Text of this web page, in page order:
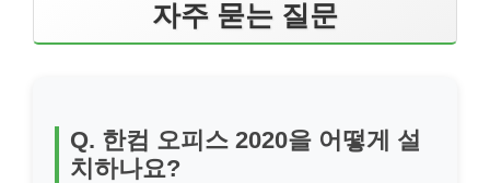
자주 묻는 질문
Q. 한컴 오피스 2020을 어떻게 설
치하나요?